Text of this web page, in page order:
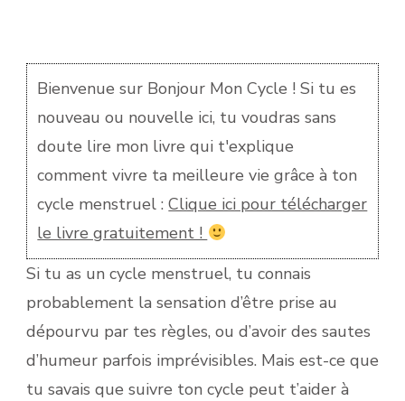
VIE
Bienvenue sur Bonjour Mon Cycle ! Si tu es
nouveau ou nouvelle ici, tu voudras sans
doute lire mon livre qui t'explique
comment vivre ta meilleure vie grâce à ton
cycle menstruel :Clique ici pour télécharger
le livre gratuitement !
Si tu as un cycle menstruel, tu connais
probablement la sensation d’être prise au
dépourvu par tes règles, ou d’avoir des sautes
d’humeur parfois imprévisibles. Mais est-ce que
tu savais que suivre ton cycle peut t’aider à